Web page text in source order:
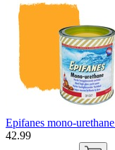
Epifanes mono-
42.99